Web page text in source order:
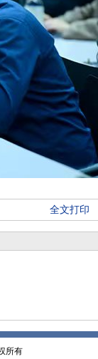
全文打印
所有